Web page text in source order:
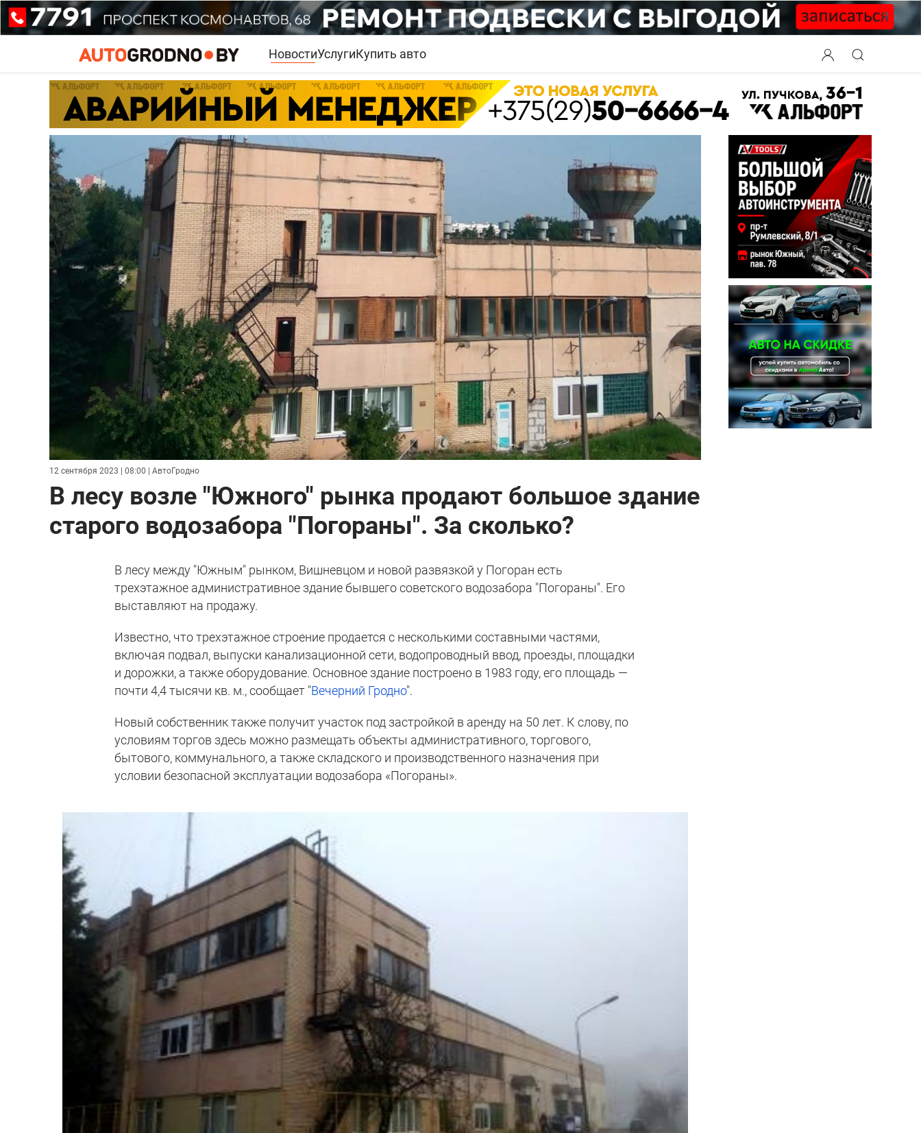
НовостиУслугиКупить авто
12 сентября 2023 | 08:00 | АвтоГродно
В лесу возле "Южного" рынка продают большое здание
старого водозабора "Погораны". За сколько?
В лесу между "Южным" рынком, Вишневцом и новой развязкой у Погоран есть
трехэтажное административное здание бывшего советского водозабора "Погораны". Его
выставляют на продажу.
Известно, что трехэтажное строение продается с несколькими составными частями,
включая подвал, выпуски канализационной сети, водопроводный ввод, проезды, площадки
и дорожки, а также оборудование. Основное здание построено в 1983 году, его площадь —
почти 4,4 тысячи кв. м., сообщает "Вечерний Гродно".
Новый собственник также получит участок под застройкой в аренду на 50 лет. К слову, по
условиям торгов здесь можно размещать объекты административного, торгового,
бытового, коммунального, а также складского и производственного назначения при
условии безопасной эксплуатации водозабора «Погораны».